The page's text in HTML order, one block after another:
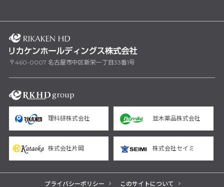
〒460-0007 名古屋市中区新栄一丁目33番1号
理科研株式会社 並木薬品株式会社
株式会社片岡 株式会社セイミ
プライバシーポリシー このサイトについて